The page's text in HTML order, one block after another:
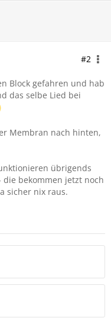
#2
Block gefahren und hab
das selbe Lied bei
Membran nach hinten,
übrigends
bekommen jetzt noch
sicher nix raus.